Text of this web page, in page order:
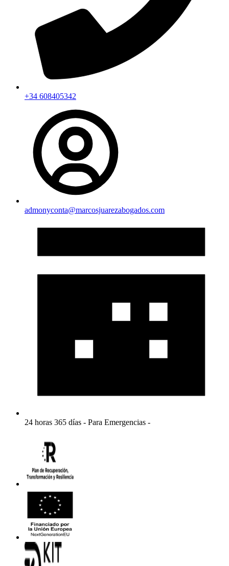
+34 608405342
admonyconta@marcosjuarezabogados.com
24 horas 365 días - Para Emergencias -